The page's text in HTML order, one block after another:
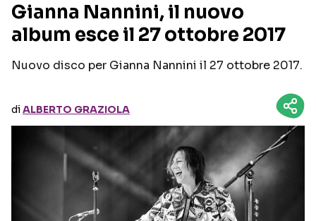
RECENSIONI MUSICALI
INTERVISTE
GOSSIP E CURIOSITÀ
TESTI CANZONI
TOUR ED EVENTI
TALENT SHOW
Seguici sui social
Gianna Nannini, il nuovo
album esce il 27 ottobre 2017
Nuovo disco per Gianna Nannini il 27 ottobre 2017.
diALBERTO GRAZIOLA